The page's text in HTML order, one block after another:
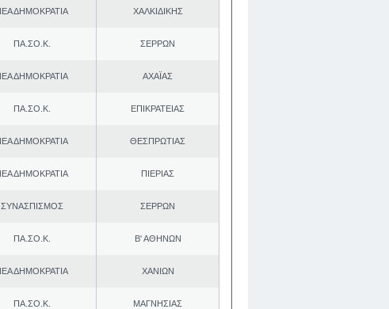
ΔΗΜΟΚΡΑΤΙΑ ΧΑΛΚΙΔΙΚΗΣ
ΠΑ.ΣΟ.Κ. ΣΕΡΡΩΝ
ΔΗΜΟΚΡΑΤΙΑ ΑΧΑΪΑΣ
ΠΑ.ΣΟ.Κ. ΕΠΙΚΡΑΤΕΙΑΣ
ΔΗΜΟΚΡΑΤΙΑ ΘΕΣΠΡΩΤΙΑΣ
ΔΗΜΟΚΡΑΤΙΑ ΠΙΕΡΙΑΣ
ΣΥΝΑΣΠΙΣΜΟΣ ΣΕΡΡΩΝ
ΠΑ.ΣΟ.Κ. Β' ΑΘΗΝΩΝ
ΔΗΜΟΚΡΑΤΙΑ ΧΑΝΙΩΝ
ΠΑ.ΣΟ.Κ. ΜΑΓΝΗΣΙΑΣ